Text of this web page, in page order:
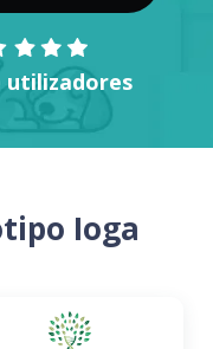
utilizadores
Ioga